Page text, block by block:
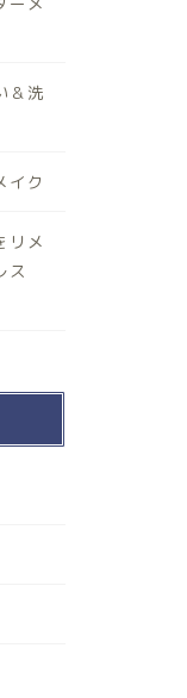
＆洗
イク
リメ
ス